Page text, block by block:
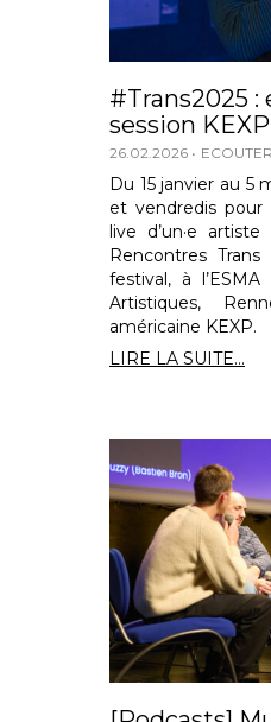
#Trans2025
session KEXP
26.02.2026 ECOUTER
Du 15 janvier au 5
et vendredis pour
live d’un·e
Rencontres
festival, à
Artistiques,
américaine KEXP.
LIRE LA SUITE...